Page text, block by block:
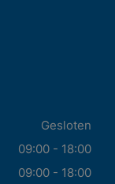
Gesloten
09:00 - 18:00
09:00 - 18:00